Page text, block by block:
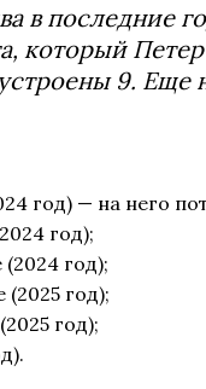
в последние
который
9. Еще
год) — на него
год);
год);
год);
год);